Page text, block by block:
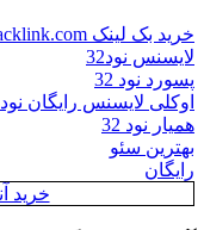
خرید بک لینک behtarinbacklink.com
لایسنس نود32
پسورد نود 32
اوکلی لایسنس رایگان نود 32
همیار نود 32
بهترین سئو
رایگان
خرید